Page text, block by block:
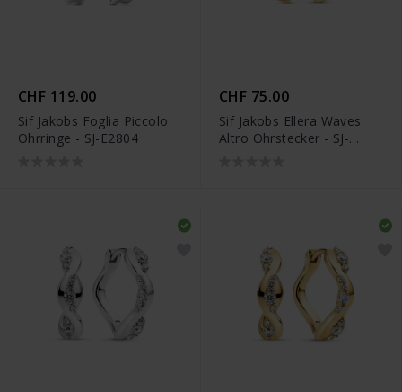
CHF 119.00
Sif Jakobs Foglia Piccolo
Ohrringe - SJ-E2804
CHF 75.00
Sif Jakobs Ellera Waves
Altro Ohrstecker - SJ-